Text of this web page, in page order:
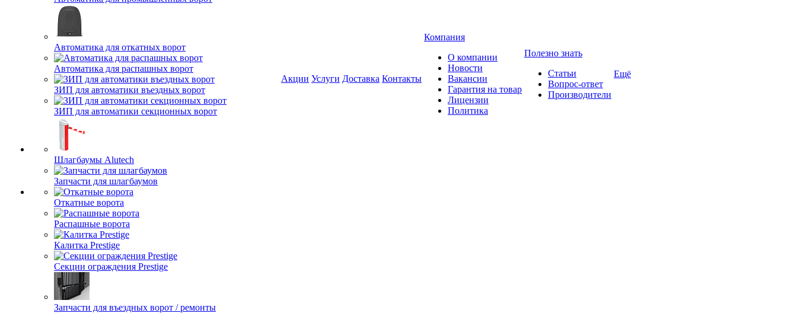
Автоматика для откатных ворот
Автоматика для распашных ворот
ЗИП для автоматики въездных ворот
ЗИП для автоматики секционных ворот
Шлагбаумы Alutech
Запчасти для шлагбаумов
Откатные ворота
Распашные ворота
Калитка Prestige
Секции ограждения Prestige
Запчасти для въездных ворот / ремонты
Акции Услуги Доставка Контакты
Компания
О компании
Новости
Вакансии
Гарантия на товар
Лицензии
Политика
Полезно знать
Статьи
Вопрос-ответ
Производители
Ещё